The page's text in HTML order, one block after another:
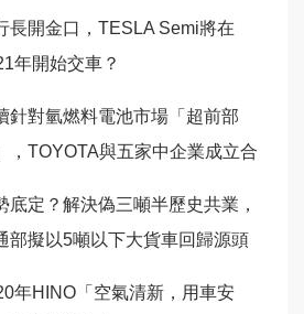
長開金口，TESLA Semi將在
年開始交車？
針對氫燃料電池市場「超前部
，TOYOTA與五家中企業成立合
底定？解決偽三噸半歷史共業，
部擬以5噸以下大貨車回歸源頭
年HINO「空氣清新，用車安